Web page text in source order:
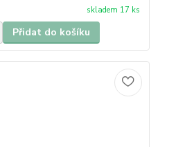
skladem 17 ks
Přidat do košíku